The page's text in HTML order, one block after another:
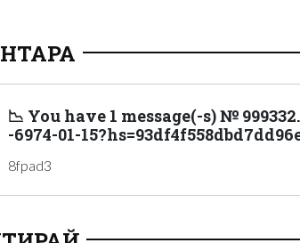
📉 You have 1 message(-s) №
-6974-01-
8fpad3